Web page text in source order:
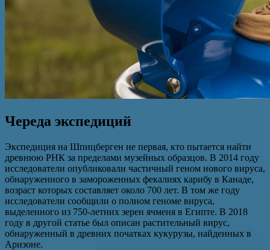
Череда экспедиций
Экспедиция на Шпицберген не первая, кто пытается найти
древнюю РНК за пределами музейных образцов. В 2014 году
исследователи опубликовали частичный геном нового вируса,
обнаруженного в замороженных фекалиях карибу в Канаде,
возраст которых составляет около 700 лет. В том же году
исследователи сообщили о полном геноме вируса,
выделенного из 750-летних зерен ячменя в Египте. В 2018
году в другой статье был описан растительный вирус,
обнаруженный в древних початках кукурузы, найденных в
Аризоне.